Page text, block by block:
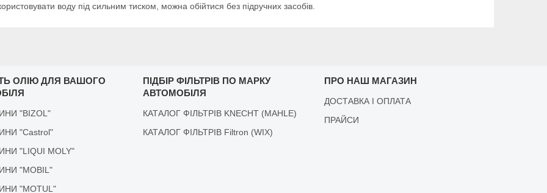
воду під сильним тиском, можна обійтися без підручних засобів.
ОЛІЮ ДЛЯ ВАШОГО
"BIZOL"
"Castrol"
"LIQUI MOLY"
"MOBIL"
"MOTUL"
ПІДБІР ФІЛЬТРІВ ПО МАРКУ
АВТОМОБІЛЯ
КАТАЛОГ ФІЛЬТРІВ KNECHT (MAHLE)
КАТАЛОГ ФІЛЬТРІВ Filtron (WIX)
ПРО НАШ МАГАЗИН
ДОСТАВКА І ОПЛАТА
ПРАЙСИ